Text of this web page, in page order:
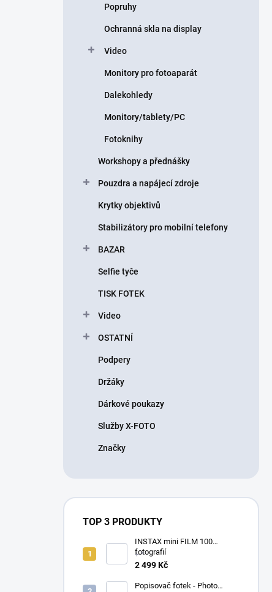
Popruhy
Ochranná skla na display
Video
Monitory pro fotoaparát
Dalekohledy
Monitory/tablety/PC
Fotoknihy
Workshopy a přednášky
Pouzdra a napájecí zdroje
Krytky objektivů
Stabilizátory pro mobilní telefony
BAZAR
Selfie tyče
TISK FOTEK
Video
OSTATNÍ
Podpery
Držáky
Dárkové poukazy
Služby X-FOTO
Značky
TOP 3 PRODUKTY
INSTAX mini FILM 100
fotografií
+ *
2 499 Kč
Popisovač fotek - Photo